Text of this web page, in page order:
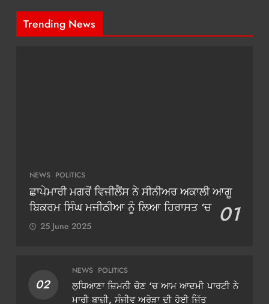
Trending News
NEWS POLITICS
ਛਾਪੇਮਾਰੀ ਮਗਰੋਂ ਵਿਜੀਲੈਂਸ ਨੇ ਸੀਨੀਅਰ ਅਕਾਲੀ ਆਗੂ
ਬਿਕਰਮ ਸਿੰਘ ਮਜੀਠੀਆ ਨੂੰ ਲਿਆ ਹਿਰਾਸਤ ‘ਚ 01
25 June 2025
02
NEWS POLITICS
ਲੁਧਿਆਣਾ ਜ਼ਿਮਨੀ ਚੋਣ ‘ਚ ਆਮ ਆਦਮੀ ਪਾਰਟੀ ਨੇ
ਮਾਰੀ ਬਾਜ਼ੀ, ਸੰਜੀਵ ਅਰੋੜਾ ਦੀ ਹੋਈ ਜਿੱਤ